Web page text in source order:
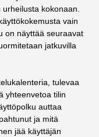
kokonaan.
vain
on näyttää seuraavat
jatkuvilla
tulevaa
yhteenvetoa tilin
auttaa
ja mitä
jää käyttäjän